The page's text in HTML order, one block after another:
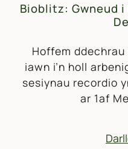
Bioblitz: Gwneud
Hoffem
iawn i’n holl
sesiynau recordio
ar 1af